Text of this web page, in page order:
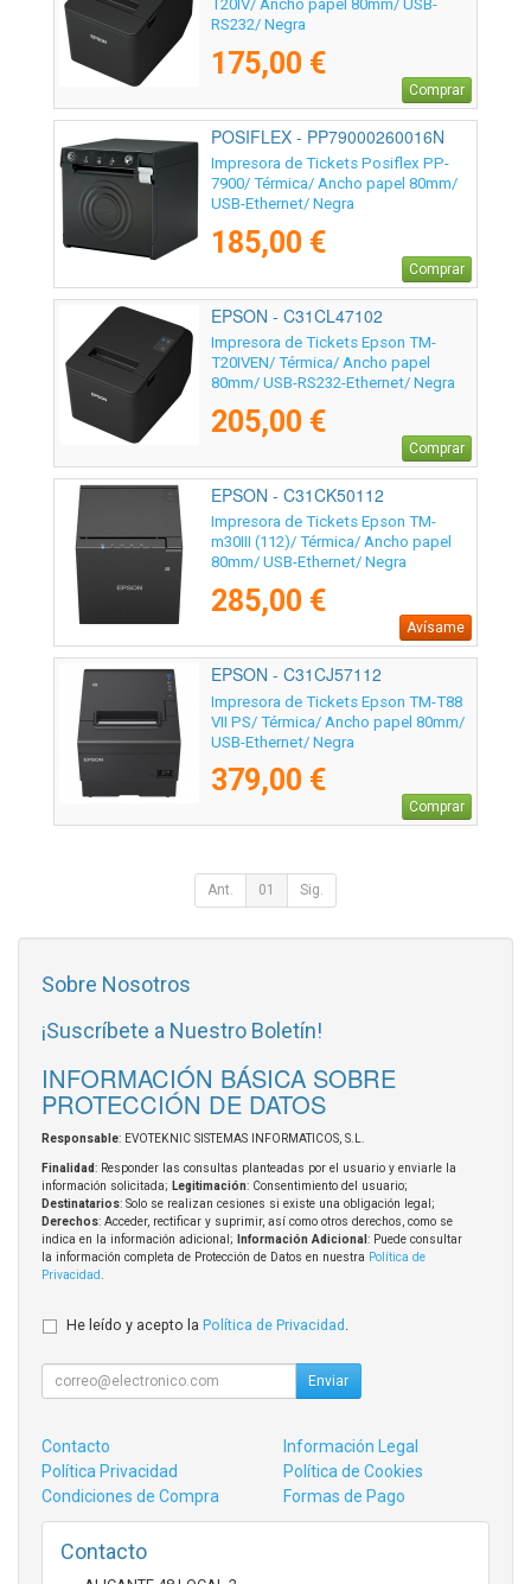
T20IV/ Ancho papel 80mm/ USB-
RS232/ Negra
175,00 €
Comprar
POSIFLEX - PP79000260016N
Impresora de Tickets Posiflex PP-
7900/ Térmica/ Ancho papel 80mm/
USB-Ethernet/ Negra
185,00 €
Comprar
EPSON - C31CL47102
Impresora de Tickets Epson TM-
T20IVEN/ Térmica/ Ancho papel
80mm/ USB-RS232-Ethernet/ Negra
205,00 €
Comprar
EPSON - C31CK50112
Impresora de Tickets Epson TM-
m30III (112)/ Térmica/ Ancho papel
80mm/ USB-Ethernet/ Negra
285,00 €
Avísame
EPSON - C31CJ57112
Impresora de Tickets Epson TM-T88
VII PS/ Térmica/ Ancho papel 80mm/
USB-Ethernet/ Negra
379,00 €
Comprar
Ant. 01 Sig.
Sobre Nosotros
¡Suscríbete a Nuestro Boletín!
INFORMACIÓN BÁSICA SOBRE
PROTECCIÓN DE DATOS
Responsable: EVOTEKNIC SISTEMAS INFORMATICOS, S.L.
Finalidad: Responder las consultas planteadas por el usuario y enviarle la
información solicitada; Legitimación: Consentimiento del usuario;
Destinatarios: Solo se realizan cesiones si existe una obligación legal;
Derechos: Acceder, rectificar y suprimir, así como otros derechos, como se
indica en la información adicional;
Información Adicional : Puede consultar
la información completa de Protección de Datos en nuestra Política de
Privacidad.
He leído y acepto la Política de Privacidad .
Enviar
Contacto
Información Legal
Política Privacidad
Política de Cookies
Condiciones de Compra
Formas de Pago
Contacto